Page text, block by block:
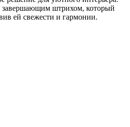
завершающим штрихом, который
ей свежести и гармонии.